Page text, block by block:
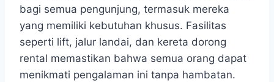
bagi semua pengunjung, termasuk mereka
yang memiliki kebutuhan khusus. Fasilitas
seperti lift, jalur landai, dan kereta dorong
rental memastikan bahwa semua orang dapat
menikmati pengalaman ini tanpa hambatan.